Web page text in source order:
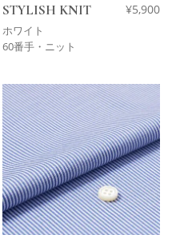
STYLISH KNIT
ホワイト
¥5,900
60番手・ニット